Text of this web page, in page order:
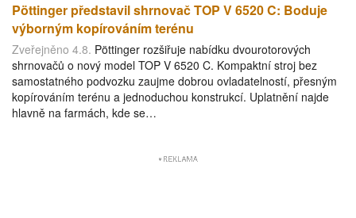
Pöttinger představil shrnovač TOP V 6520 C: Boduje
výborným kopírováním terénu
Zveřejněno 4.8. Pöttinger rozšiřuje nabídku dvourotorových
shrnovačů o nový model TOP V 6520 C. Kompaktní stroj bez
samostatného podvozku zaujme dobrou ovladatelností, přesným
kopírováním terénu a jednoduchou konstrukcí. Uplatnění najde
hlavně na farmách, kde se…